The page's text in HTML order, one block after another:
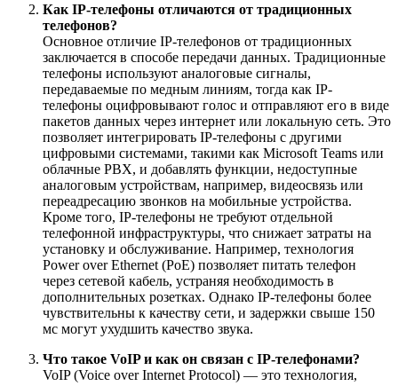
Как IP-телефоны отличаются от традиционных
телефонов?
Основное отличие IP-телефонов от традиционных
заключается в способе передачи данных. Традиционные
телефоны используют аналоговые сигналы,
передаваемые по медным линиям, тогда как IP-
телефоны оцифровывают голос и отправляют его в виде
пакетов данных через интернет или локальную сеть. Это
позволяет интегрировать IP-телефоны с другими
цифровыми системами, такими как Microsoft Teams или
облачные PBX, и добавлять функции, недоступные
аналоговым устройствам, например, видеосвязь или
переадресацию звонков на мобильные устройства.
Кроме того, IP-телефоны не требуют отдельной
телефонной инфраструктуры, что снижает затраты на
установку и обслуживание. Например, технология
Power over Ethernet (PoE) позволяет питать телефон
через сетевой кабель, устраняя необходимость в
дополнительных розетках. Однако IP-телефоны более
чувствительны к качеству сети, и задержки свыше 150
мс могут ухудшить качество звука.
Что такое VoIP и как он связан с IP-телефонами?
VoIP (Voice over Internet Protocol) — это технология,